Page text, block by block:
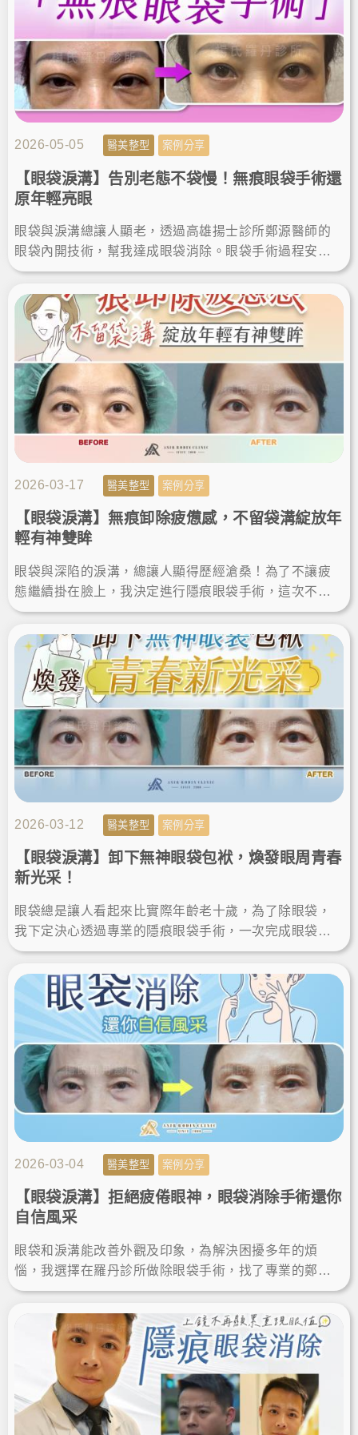
2026-05-05 醫美整型 案例分享
【眼袋淚溝】告別老態不袋慢！無痕眼袋手術還
原年輕亮眼
眼袋與淚溝總讓人顯老，透過高雄揚士診所鄭源醫師的
眼袋內開技術，幫我達成眼袋消除。眼袋手術過程安
心，且眼袋手術恢復期極短，這項眼袋手術推薦給想找
回年輕自信的你。
2026-03-17 醫美整型 案例分享
【眼袋淚溝】無痕卸除疲憊感，不留袋溝綻放年
輕有神雙眸
眼袋與深陷的淚溝，總讓人顯得歷經滄桑！為了不讓疲
態繼續掛在臉上，我決定進行隱痕眼袋手術，這次不僅
成功除眼袋淚溝，更圓滿達成眼袋消除的心願，讓雙眼
變得明亮有神。
2026-03-12 醫美整型 案例分享
【眼袋淚溝】卸下無神眼袋包袱，煥發眼周青春
新光采！
眼袋總是讓人看起來比實際年齡老十歲，為了除眼袋，
我下定決心透過專業的隱痕眼袋手術，一次完成眼袋消
除與淚溝填補。術後不僅氣色變好、找回自信，雙眸看
起來更年輕有神。
2026-03-04 醫美整型 案例分享
【眼袋淚溝】拒絕疲倦眼神，眼袋消除手術還你
自信風采
眼袋和淚溝能改善外觀及印象，為解決困擾多年的煩
惱，我選擇在羅丹診所做除眼袋手術，找了專業的鄭源
醫師諮詢和操作，術後眼袋消除效果自然，成功找回明
亮神采，更加年輕。